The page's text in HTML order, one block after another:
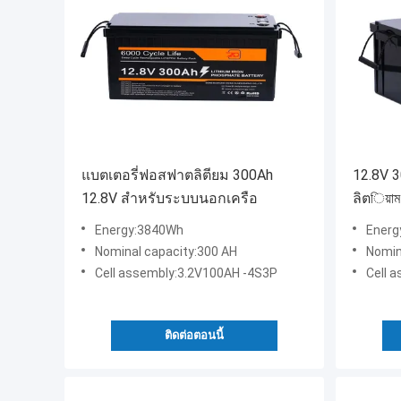
แบตเตอรี่ฟอสฟาตลิตียม 300Ah
12.8V สําหรับระบบนอกเครือ
Energy:3840Wh
Nominal capacity:300 AH
Cell assembly:3.2V100AH -4S3P
ติดต่อตอนนี้
12.8V
ลิต
Cell